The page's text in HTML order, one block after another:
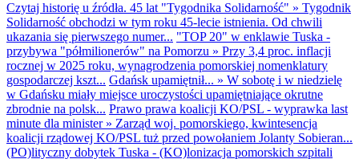
Czytaj historię u źródła. 45 lat "Tygodnika Solidarność" » Tygodnik
Solidarność obchodzi w tym roku 45-lecie istnienia. Od chwili
ukazania się pierwszego numer... "TOP 20" w enklawie Tuska -
przybywa "półmilionerów" na Pomorzu » Przy 3,4 proc. inflacji
rocznej w 2025 roku, wynagrodzenia pomorskiej nomenklatury
gospodarczej kszt... Gdańsk upamiętnił... » W sobotę i w niedzielę
w Gdańsku miały miejsce uroczystości upamiętniające okrutne
zbrodnie na polsk... Prawo prawa koalicji KO/PSL - wyprawka last
minute dla minister» Zarząd woj. pomorskiego, kwintesencja
koalicji rządowej KO/PSL tuż przed powołaniem Jolanty Sobieran...
(PO)lityczny dobytek Tuska - (KO)lonizacja pomorskich szpitali